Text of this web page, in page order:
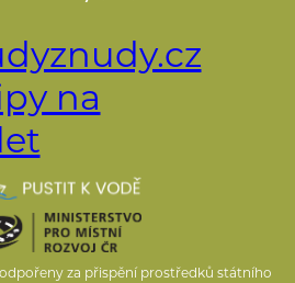
za přispění prostředků státního